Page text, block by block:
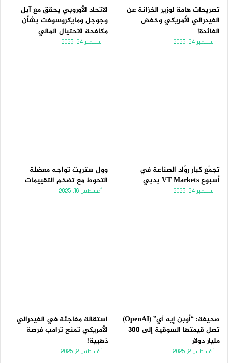
تصريحات هامة لوزير الخزانة عن
الفيدرالي الأمريكي وخفض
الفائدة!
سبتمبر 24, 2025
الاتحاد الأوروبي يحقق مع آبل
وجوجل ومايكروسوفت بشأن
مكافحة الاحتيال المالي
سبتمبر 24, 2025
تجمّع كبار روّاد الصناعة في
أسبوع VT Markets بدبي
سبتمبر 24, 2025
وول ستريت تواجه معضلة
التحوط مع تضخم التقييمات
أغسطس 16, 2025
صحيفة: “أوبن إيه آي” (OpenAI)
تصل قيمتها السوقية إلى 300
مليار دولار
أغسطس 2, 2025
استقالة مفاجئة في الفيدرالي
الأمريكي تمنح ترامب فرصة
ذهبية!
أغسطس 2, 2025